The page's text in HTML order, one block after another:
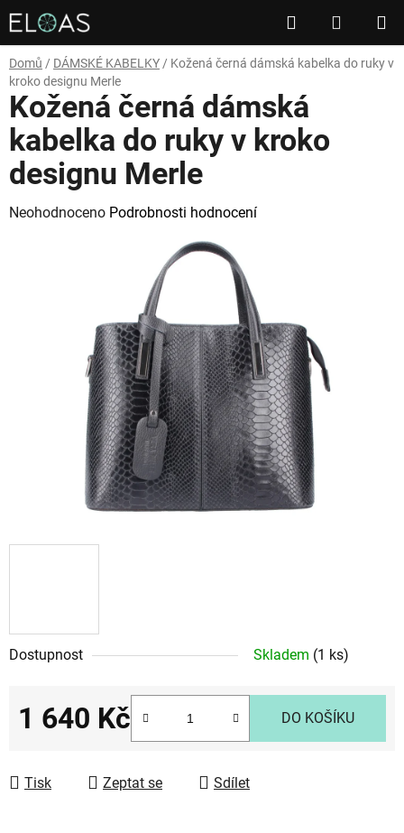
Přejít
na
obsah
Hledat
KOŠÍK
Domů / DÁMSKÉ KABELKY / Kožená černá dámská kabelka do ruky v
kroko designu Merle
Dostupnost Skladem (1 ks)
1 640 Kč DO KOŠÍKU
Tisk Zeptat se Sdílet
Kožená černá dámská
kabelka do ruky v kroko
designu Merle
Průměrné
Neohodnoceno Podrobnosti hodnocení